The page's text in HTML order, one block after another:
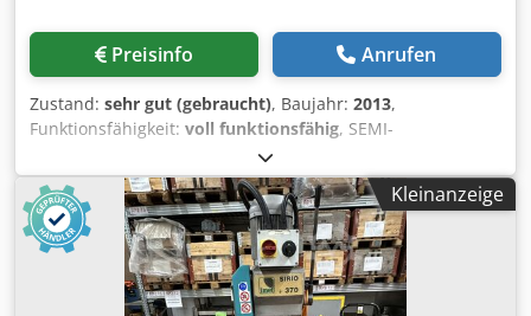
Preisinfo Anrufen
Zustand: sehr gut (gebraucht), Baujahr: 2013,
Funktionsfähigkeit: voll funktionsfähig, SEMI-
AUTOMATISCHE KREISSÄGE MEP TIGER 352 SX EVO -
Sägeblattdrehung mit 4 Geschwindigkeiten (15/30/45/90
U/min) Csdpfjxdr Rtjx Agpsha - Drehbarer Arbeitstisch auf
Zentralzapfen und Axiallager - Vorschub des Sägekopfes
auf doppelter Linearführung - Mechanische Anschläge bei
-45°, 0°, +45° und +60° mit Arretiervorrichtung in allen
Positionen - Benutzeroberfläche mit Display
Kleinanzeige